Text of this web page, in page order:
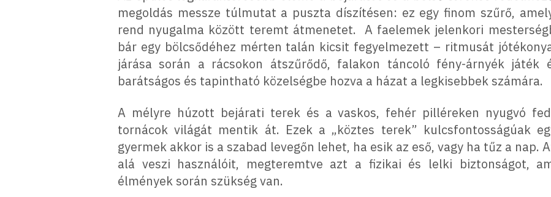
megoldás messze túlmutat a puszta díszítésen: ez egy finom szűrő,
rend nyugalma között teremt átmenetet. A faelemek jelenkori
bár egy bölcsődéhez mérten talán kicsit fegyelmezett – ritmusát
járása során a rácsokon átszűrődő, falakon táncoló fény-árnyék játék
barátságos és tapintható közelségbe hozva a házat a legkisebbek számára.
A mélyre húzott bejárati terek és a vaskos, fehér pilléreken nyugvó
tornácok világát mentik át. Ezek a „köztes terek” kulcsfontosságúak
gyermek akkor is a szabad levegőn lehet, ha esik az eső, vagy ha tűz a nap.
alá veszi használóit, megteremtve azt a fizikai és lelki biztonságot,
élmények során szükség van.